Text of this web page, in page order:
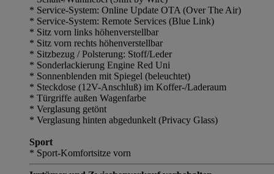
* Service-System: Online Update OTA (Over The Air)
* Service-System: Remote Services (Blue Link)
* Sitz vorn links höhenverstellbar
* Sitz vorn rechts höhenverstellbar
* Sitzbezug / Polsterung: Stoff/Leder
* Sonderlackierung Engine Red Uni
* Sonnenblenden mit Spiegel (beleuchtet)
* Steckdose (12V-Anschluß) im Koffer-/Laderaum
* Türgriffe außen Wagenfarbe
* Verglasung getönt
* Verglasung hinten abgedunkelt (Privacy Glass)
Sport
* Sport-Komfortsitze vorn